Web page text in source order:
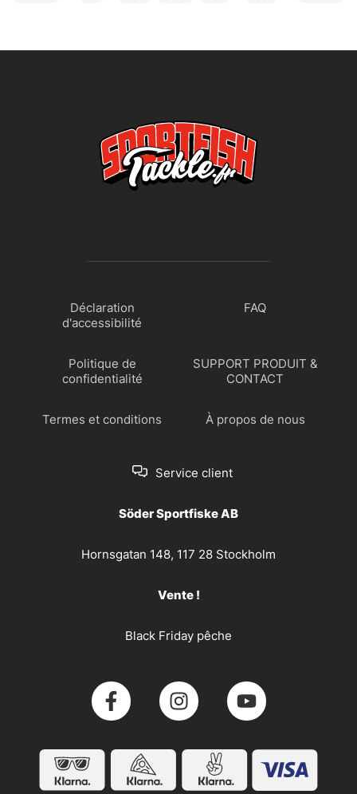
Déclaration
d'accessibilité
FAQ
Politique de
confidentialité
SUPPORT PRODUIT &
CONTACT
Termes et conditions À propos de nous
Service client
Söder Sportfiske AB
Hornsgatan 148, 117 28 Stockholm
Vente !
Black Friday pêche